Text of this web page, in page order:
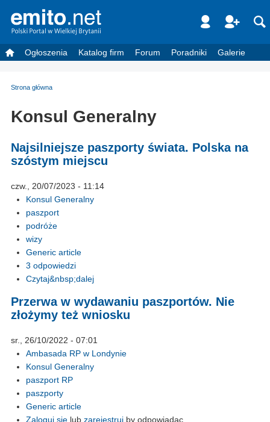
Ogłoszenia Katalog firm Forum Poradniki Galerie
Strona główna
Konsul Generalny
Najsilniejsze paszporty świata. Polska na
szóstym miejscu
czw., 20/07/2023 - 11:14
Konsul Generalny
paszport
podróże
wizy
Generic article
3 odpowiedzi
Czytaj&nbsp;dalej
Przerwa w wydawaniu paszportów. Nie
złożymy też wniosku
sr., 26/10/2022 - 07:01
Ambasada RP w Londynie
Konsul Generalny
paszport RP
paszporty
Generic article
Zaloguj sie lub zarejestruj by odpowiadac